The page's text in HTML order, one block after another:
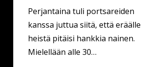
Perjantaina tuli portsareiden
kanssa juttua siitä, että eräälle
heistä pitäisi hankkia nainen.
Mielellään alle 30…